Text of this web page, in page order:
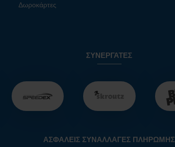
Δωροκάρτες
ΣΥΝΕΡΓΆΤΕΣ
ΑΣΦΑΛΕΊΣ ΣΥΝΑΛΛΑΓΈΣ ΠΛΗΡΩΜΉΣ